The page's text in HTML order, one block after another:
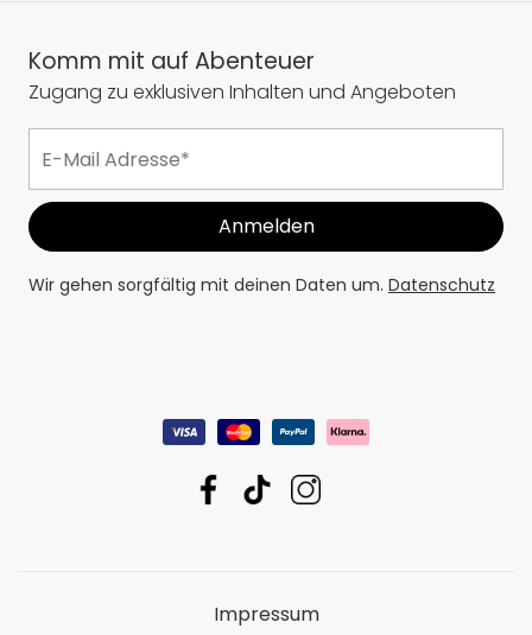
Komm mit auf Abenteuer
Zugang zu exklusiven Inhalten und Angeboten
Wir gehen sorgfältig mit deinen Daten um. Datenschutz
Impressum